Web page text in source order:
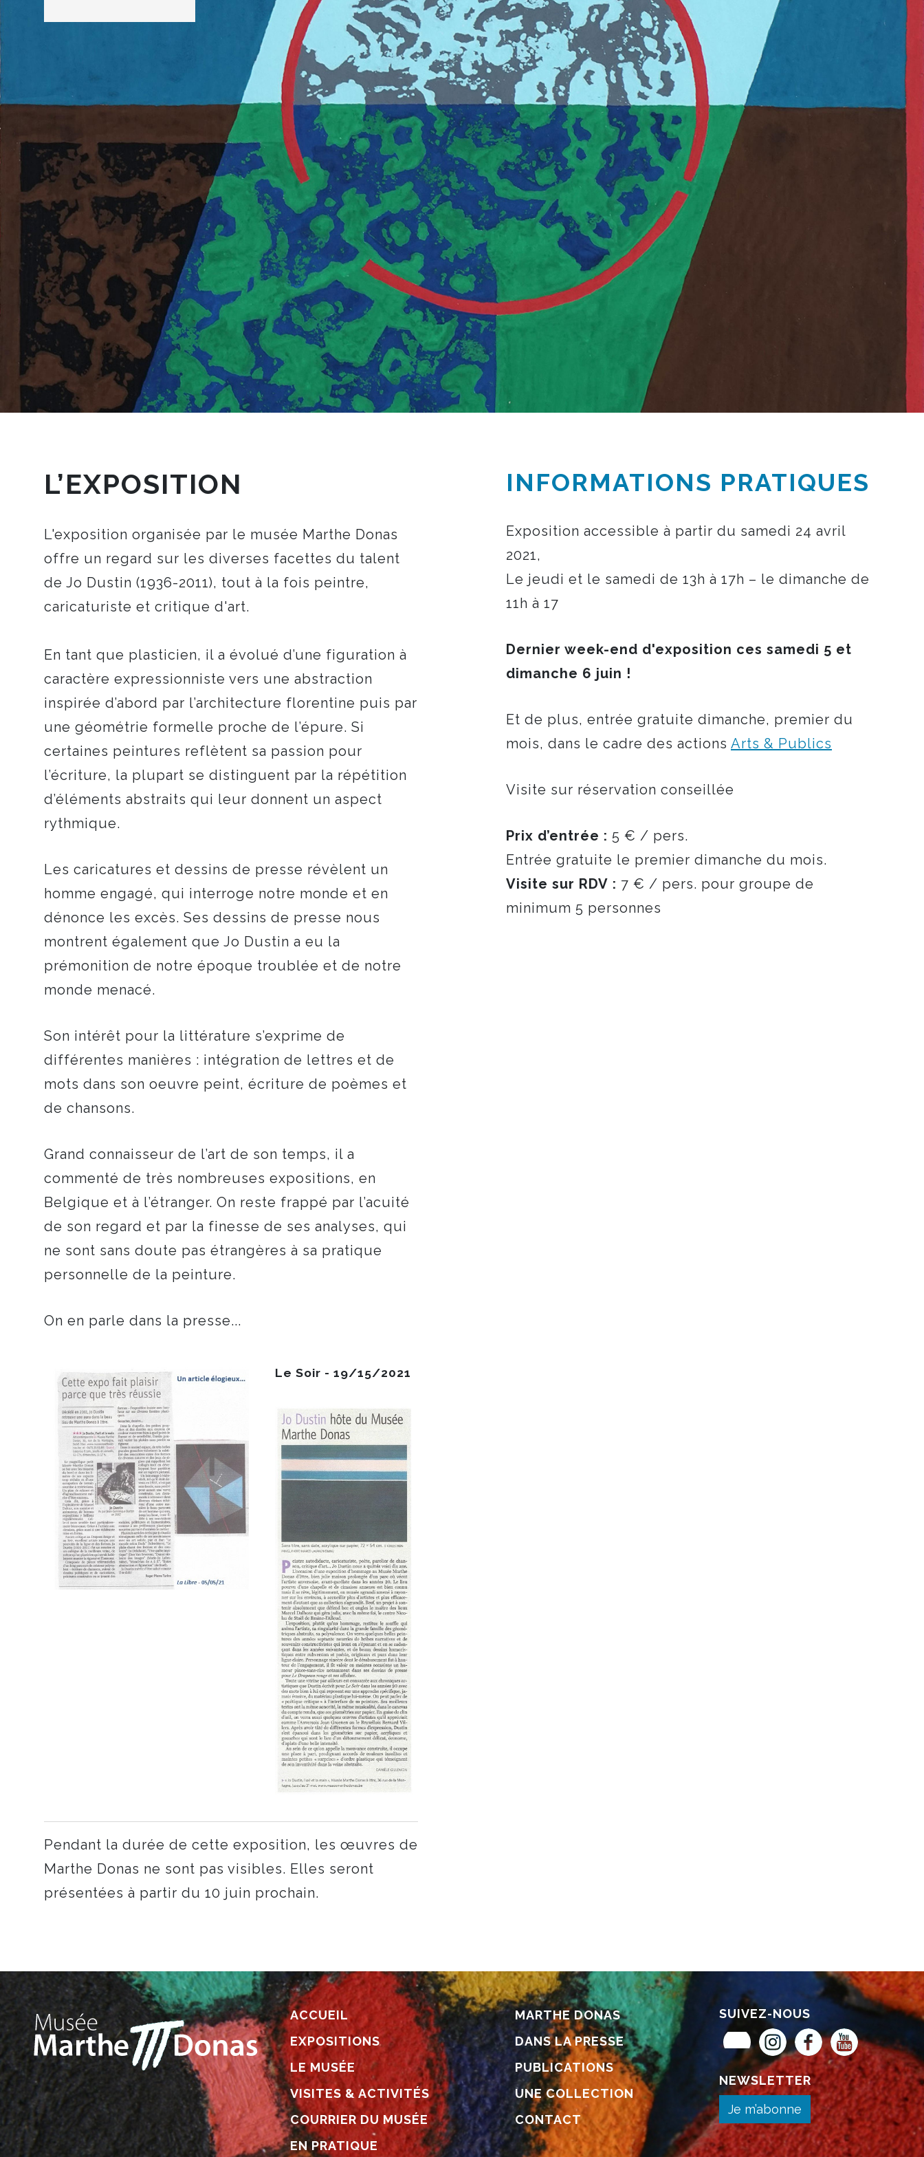
L’EXPOSITION
L'exposition organisée par le musée Marthe Donas
offre un regard sur les diverses facettes du talent
de Jo Dustin (1936-2011), tout à la fois peintre,
caricaturiste et critique d'art.
En tant que plasticien, il a évolué d’une figuration à
caractère expressionniste vers une abstraction
inspirée d’abord par l’architecture florentine puis par
une géométrie formelle proche de l’épure. Si
certaines peintures reflètent sa passion pour
l’écriture, la plupart se distinguent par la répétition
d’éléments abstraits qui leur donnent un aspect
rythmique.
Les caricatures et dessins de presse révèlent un
homme engagé, qui interroge notre monde et en
dénonce les excès. Ses dessins de presse nous
montrent également que Jo Dustin a eu la
prémonition de notre époque troublée et de notre
monde menacé.
Son intérêt pour la littérature s’exprime de
différentes manières : intégration de lettres et de
mots dans son oeuvre peint, écriture de poèmes et
de chansons.
Grand connaisseur de l’art de son temps, il a
commenté de très nombreuses expositions, en
Belgique et à l’étranger. On reste frappé par l’acuité
de son regard et par la finesse de ses analyses, qui
ne sont sans doute pas étrangères à sa pratique
personnelle de la peinture.
On en parle dans la presse...
Le Soir - 19/15/2021
Pendant la durée de cette exposition, les œuvres de
Marthe Donas ne sont pas visibles. Elles seront
présentées à partir du 10 juin prochain.
INFORMATIONS PRATIQUES
Exposition accessible à partir du samedi 24 avril
2021,
Le jeudi et le samedi de 13h à 17h – le dimanche de
11h à 17
Dernier week-end d'exposition ces samedi 5 et
dimanche 6 juin !
Et de plus, entrée gratuite dimanche, premier du
mois, dans le cadre des actions Arts & Publics
Visite sur réservation conseillée
Prix d’entrée : 5 € / pers.
Entrée gratuite le premier dimanche du mois.
Visite sur RDV : 7 € / pers. pour groupe de
minimum 5 personnes
ACCUEIL
EXPOSITIONS
LE MUSÉE
VISITES & ACTIVITÉS
COURRIER DU MUSÉE
EN PRATIQUE
MARTHE DONAS
DANS LA PRESSE
PUBLICATIONS
UNE COLLECTION
CONTACT
SUIVEZ-NOUS
Museum Pass Musées
InstagramFacebookYouTube
NEWSLETTER
Je m’abonne